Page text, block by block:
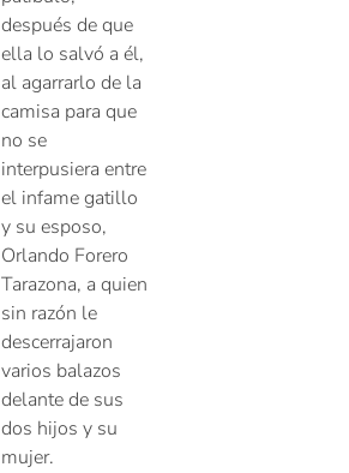
después de que
ella lo salvó a él,
al agarrarlo de la
camisa para que
no se
interpusiera entre
el infame gatillo
y su esposo,
Orlando Forero
Tarazona, a quien
sin razón le
descerrajaron
varios balazos
delante de sus
dos hijos y su
mujer.